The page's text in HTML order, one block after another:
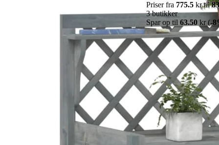
Priser fra 775.5 kr til
3 butikker
Spar op til 63.50 kr (-